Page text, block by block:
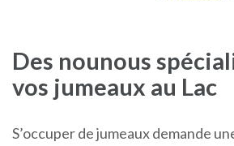
Des nounous
vos jumeaux au Lac
S’occuper de jumeaux demande